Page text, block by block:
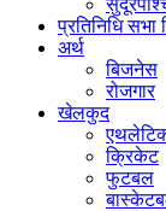
प्रतिनिधि सभा
अर्थ
बिजनेस
रोजगार
खेलकुद
क्रिकेट
फुटबल